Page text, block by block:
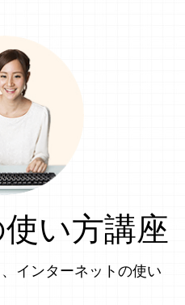
い方講座
インターネットの使い